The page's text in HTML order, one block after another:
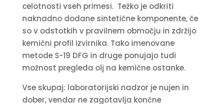
celotnosti vseh primesi. Težko je odkriti
naknadno dodane sintetične komponente, če
so v odstotkih v pravilnem območju in zdržijo
kemični profil izvirnika. Tako imenovane
metode S-19 DFG in druge ponujajo tudi
možnost pregleda olj na kemične ostanke.
Vse skupaj: laboratorijski nadzor je nujen in
dober, vendar ne zagotavlja končne